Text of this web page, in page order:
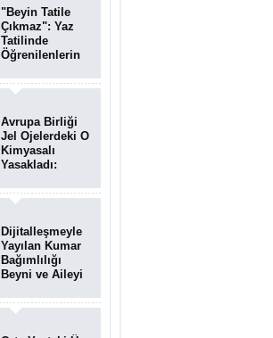
"Beyin Tatile
Çıkmaz": Yaz
Tatilinde
Öğrenilenlerin
Unutulabiliyor
Avrupa Birliği
Jel Ojelerdeki O
Kimyasalı
Yasakladı:
Riski Uyarısı
Dijitalleşmeyle
Yayılan Kumar
Bağımlılığı
Beyni ve Aileyi
Uğratıyor